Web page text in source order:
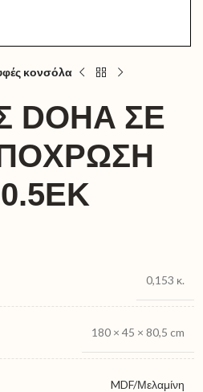
κονσόλα
ΣΕ
0,153 κ.
180 × 45 × 80,5 cm
MDF/Μελαμίνη